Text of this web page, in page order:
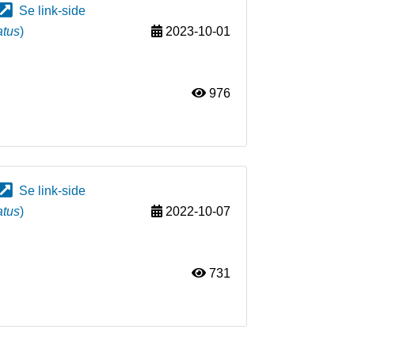
Se link-side
)
2023-10-01
976
Se link-side
)
2022-10-07
731